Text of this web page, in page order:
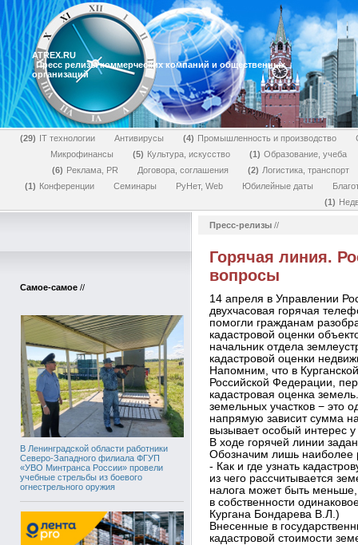
ATREX.RU
Пресс релизы коммерческих компаний и общественных
организаций
29 IT технологии Антивирусы 4 Промышленность и производство
Микрофинансы
5 Культура, искусство 1
Образование, учеба
6
Реклама, PR Договора, соглашения 2
Логистика, транспорт
1
Конференции Семинары РуНет, Web Юбилейные даты
1
Самое-самое //
В Ленинградской области работники
Северо-Западного филиала ФГУП
«УВО Минтранса России» провели
учебные стрельбы из боевого
огнестрельного оружия
Пресс-релизы //
Горячая линия.
вопросы
14 апреля в Управлении
двухчасовая горячая
помогли гражданам
кадастровой оценки
начальник отдела
кадастровой оценки
Напомним, что в
Российской Федерации,
кадастровая оценка
земельных участков − это
напрямую зависит сумма
вызывает особый интерес
В ходе горячей линии
Обозначим лишь наиболее
- Как и где узнать
из чего рассчитывается
налога может быть меньше,
в собственности
Кургана Бондарева В.Л.)
Внесенные в
кадастровой стоимости